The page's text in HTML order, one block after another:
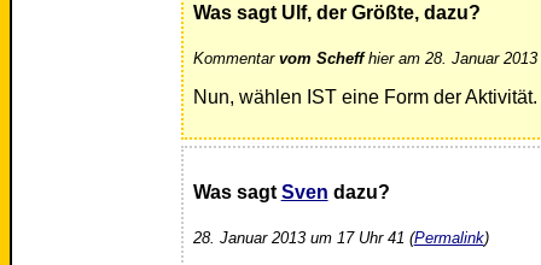
Was sagt Ulf, der Größte, dazu?
Kommentar vom Scheffhier am 28. Januar 2013
Nun, wählen IST eine Form der Aktivität.
Was sagt Sven dazu?
28. Januar 2013 um 17 Uhr 41 (Permalink)